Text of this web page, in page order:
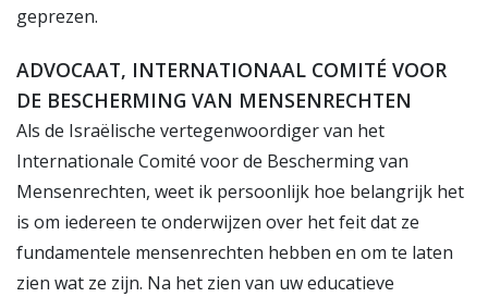
geprezen.
ADVOCAAT, INTERNATIONAAL COMITÉ VOOR
DE BESCHERMING VAN MENSENRECHTEN
Als de Israëlische vertegenwoordiger van het
Internationale Comité voor de Bescherming van
Mensenrechten, weet ik persoonlijk hoe belangrijk het
is om iedereen te onderwijzen over het feit dat ze
fundamentele mensenrechten hebben en om te laten
zien wat ze zijn. Na het zien van uw educatieve